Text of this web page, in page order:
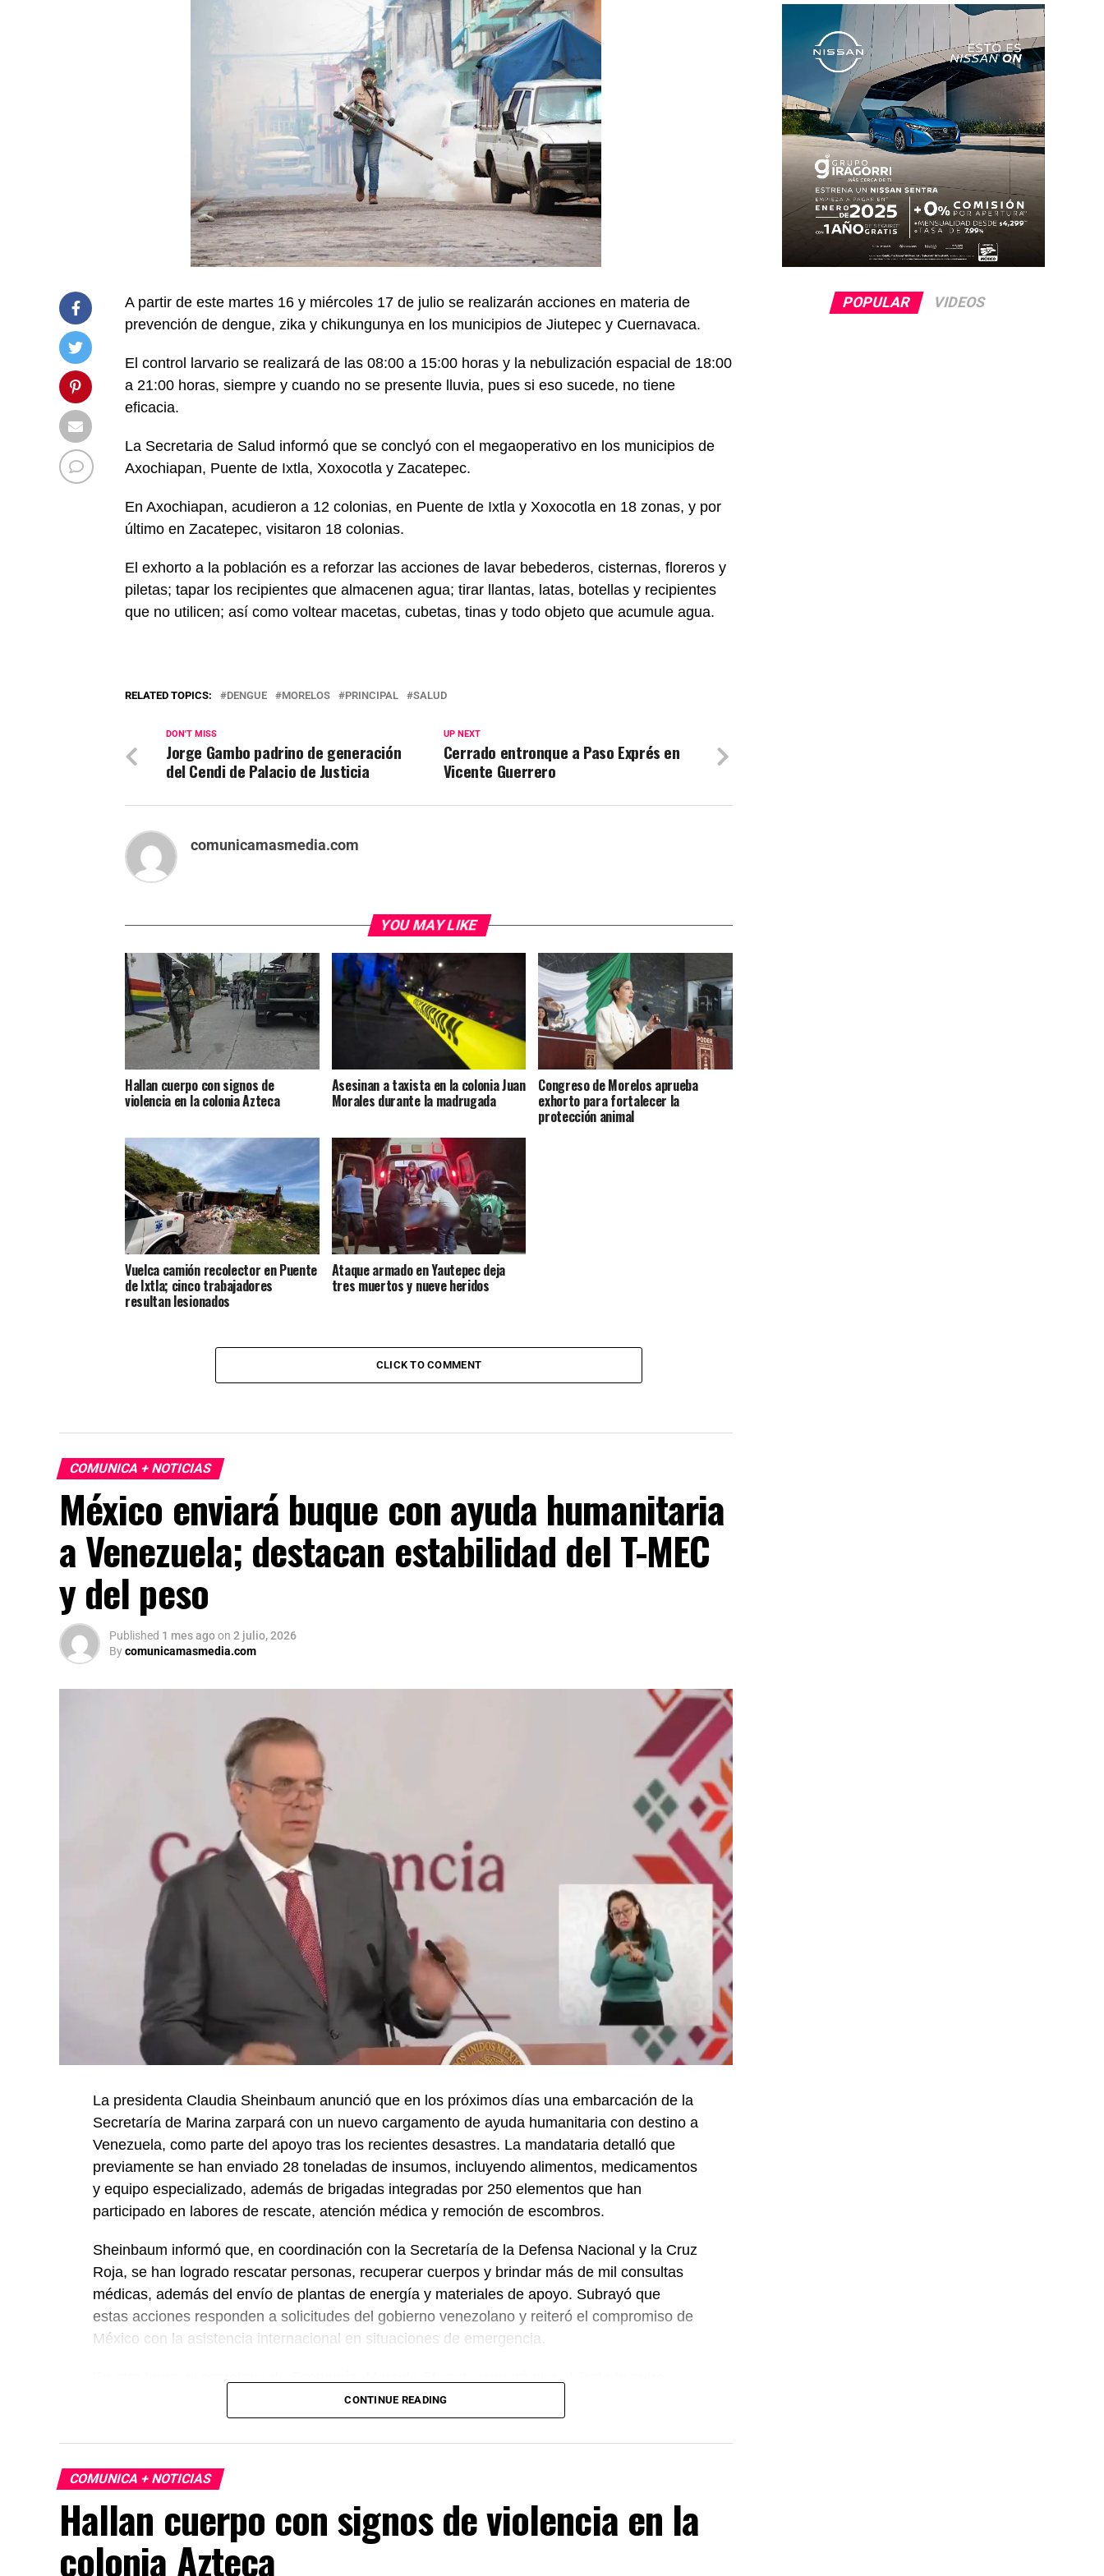
A partir de este martes 16 y miércoles 17 de julio se realizarán acciones en materia de
prevención de dengue, zika y chikungunya en los municipios de Jiutepec y Cuernavaca.
El control larvario se realizará de las 08:00 a 15:00 horas y la nebulización espacial de 18:00
a 21:00 horas, siempre y cuando no se presente lluvia, pues si eso sucede, no tiene
eficacia.
La Secretaria de Salud informó que se conclyó con el megaoperativo en los municipios de
Axochiapan, Puente de Ixtla, Xoxocotla y Zacatepec.
En Axochiapan, acudieron a 12 colonias, en Puente de Ixtla y Xoxocotla en 18 zonas, y por
último en Zacatepec, visitaron 18 colonias.
El exhorto a la población es a reforzar las acciones de lavar bebederos, cisternas, floreros y
piletas; tapar los recipientes que almacenen agua; tirar llantas, latas, botellas y recipientes
que no utilicen; así como voltear macetas, cubetas, tinas y todo objeto que acumule agua.
RELATED TOPICS: DENGUE MORELOS PRINCIPAL SALUD
UP NEXT
Cerrado entronque a Paso Exprés en
Vicente Guerrero
DON'T MISS
Jorge Gambo padrino de generación
del Cendi de Palacio de Justicia
comunicamasmedia.com
YOU MAY LIKE
Hallan cuerpo con signos de
violencia en la colonia Azteca
Asesinan a taxista en la colonia Juan
Morales durante la madrugada
Congreso de Morelos aprueba
exhorto para fortalecer la
protección animal
Vuelca camión recolector en Puente
de Ixtla; cinco trabajadores
resultan lesionados
Ataque armado en Yautepec deja
tres muertos y nueve heridos
CLICK TO COMMENT
COMUNICA + NOTICIAS
México enviará buque con ayuda humanitaria
a Venezuela; destacan estabilidad del T-MEC
y del peso
Published 1 mes agoon 2 julio, 2026
Bycomunicamasmedia.com
La presidenta Claudia Sheinbaum anunció que en los próximos días una embarcación de la
Secretaría de Marina zarpará con un nuevo cargamento de ayuda humanitaria con destino a
Venezuela, como parte del apoyo tras los recientes desastres. La mandataria detalló que
previamente se han enviado 28 toneladas de insumos, incluyendo alimentos, medicamentos
y equipo especializado, además de brigadas integradas por 250 elementos que han
participado en labores de rescate, atención médica y remoción de escombros.
Sheinbaum informó que, en coordinación con la Secretaría de la Defensa Nacional y la Cruz
Roja, se han logrado rescatar personas, recuperar cuerpos y brindar más de mil consultas
médicas, además del envío de plantas de energía y materiales de apoyo. Subrayó que
estas acciones responden a solicitudes del gobierno venezolano y reiteró el compromiso de
México con la asistencia internacional en situaciones de emergencia.
México, Estados Unidos y Canadá (T-MEC) se mantiene sin cambios y continúa ofreciendo
certidumbre a inversionistas, pese a los procesos de revisión previstos. Por su parte, la
presidenta afirmó que el peso mexicano se mantiene estable frente al dólar y reiteró que el
país es seguro para visitantes, tras los recientes incidentes registrados durante
celebraciones en la capital.
CONTINUE READING
COMUNICA + NOTICIAS
Hallan cuerpo con signos de violencia en la
colonia Azteca
POPULAR VIDEOS